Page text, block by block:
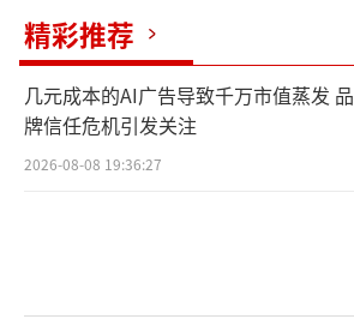
精彩推荐
几元成本的AI广告导致千万市值蒸发 品
牌信任危机引发关注
2026-08-08 19:36:27